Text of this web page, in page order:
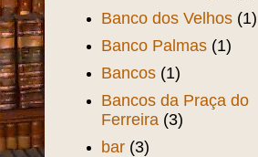
Banco dos Velhos (1)
Banco Palmas (1)
Bancos (1)
Bancos da Praça do
Ferreira (3)
bar (3)